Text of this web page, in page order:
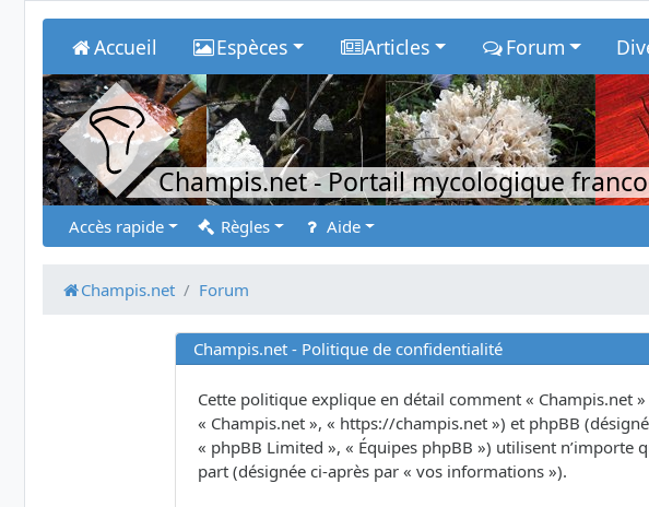
Accueil Espèces Articles Forum
Champis.net- Portail mycologique
Accès rapide Règles Aide
Champis.net Forum
Champis.net - Politique de confidentialité
Cette politique explique en détail comment « Champis.net
« Champis.net », « https://champis.net ») et phpBB
« phpBB Limited », « Équipes phpBB ») utilisent
part (désignée ci-après par « vos informations »).